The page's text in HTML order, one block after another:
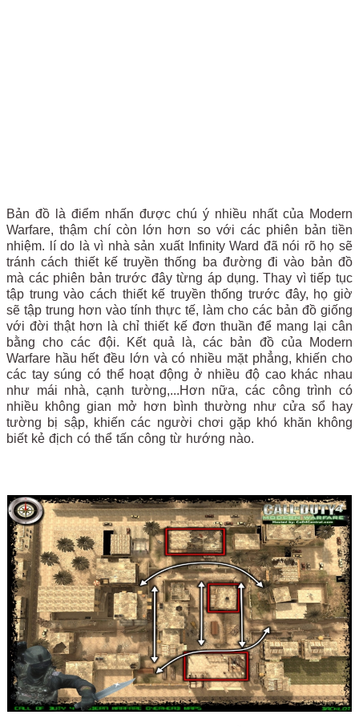
Bản đồ là điểm nhấn được chú ý nhiều nhất của Modern
Warfare, thậm chí còn lớn hơn so với các phiên bản tiền
nhiệm. lí do là vì nhà sản xuất Infinity Ward đã nói rõ họ sẽ
tránh cách thiết kế truyền thống ba đường đi vào bản đồ
mà các phiên bản trước đây từng áp dụng. Thay vì tiếp tục
tập trung vào cách thiết kế truyền thống trước đây, họ giờ
sẽ tập trung hơn vào tính thực tế, làm cho các bản đồ giống
với đời thật hơn là chỉ thiết kế đơn thuần để mang lại cân
bằng cho các đội. Kết quả là, các bản đồ của Modern
Warfare hầu hết đều lớn và có nhiều mặt phẳng, khiến cho
các tay súng có thể hoạt động ở nhiều độ cao khác nhau
như mái nhà, cạnh tường,...Hơn nữa, các công trình có
nhiều không gian mở hơn bình thường như cửa sổ hay
tường bị sập, khiến các người chơi gặp khó khăn không
biết kẻ địch có thể tấn công từ hướng nào.